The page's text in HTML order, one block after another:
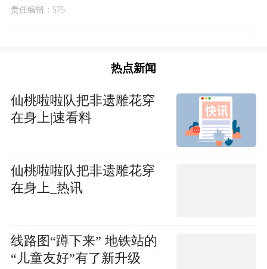
责任编辑：575
热点新闻
仙桃啦啦队把非遗雕花穿
在身上|速看料
仙桃啦啦队把非遗雕花穿
在身上_热讯
线路图“蹲下来” 地铁站的
“儿童友好”有了新升级